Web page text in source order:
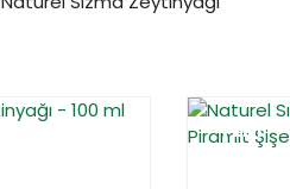
YENİ